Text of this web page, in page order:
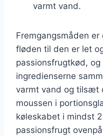
varmt vand.
Fremgangsmåden
fløden til den er let
passionsfrugtkød,
ingredienserne
varmt vand og tilsæt
moussen i
køleskabet i mindst
passionsfrugt